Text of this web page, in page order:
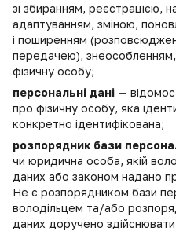
зі збиранням, реєстрацією,
адаптуванням, зміною,
і поширенням
передачею),
фізичну особу;
персональні дані —
про фізичну особу, яка
конкретно ідентифікована;
розпорядник бази
чи юридична особа, якій
даних або законом надано
Не є розпорядником бази
володільцем та/або
даних доручено